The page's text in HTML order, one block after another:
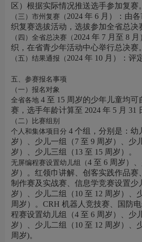
区）根据实际情况推送选手参加复赛。
（三）市州复赛（2024 年 6 月）：由
织复赛选拔活动，选拔参加全省总决
（四）全省总决赛（2024 年 7 月至 8
织，在省青少年活动中心举行总决赛。
（五）结果通报（2024 年 10 月）：评
五、参赛报名事项
（一）报名对象
全省各地 4 至 15 周岁的少年儿童均
赛，选手年龄计算至 2024 年 5 月 31
（二）比赛组别
个人和集体项目分 4 个组，分别是：幼
岁）、少儿一组（7 至 9 周岁）、少
岁）、少儿三组（13 至 15 周岁）。
无屏编程赛设置幼儿组（4 至 6 周岁）
岁）。红领巾讲解、创客实践作品赛
制作赛及实战赛、信息学竞赛设置少
岁）、少儿二组（10 至 12 周岁）、
周岁）。CRH 机器人竞技赛、国防
程赛设置幼儿组（4 至 6 周岁）、少
岁）、少儿二组（10 至 12 周岁）、
周岁)。